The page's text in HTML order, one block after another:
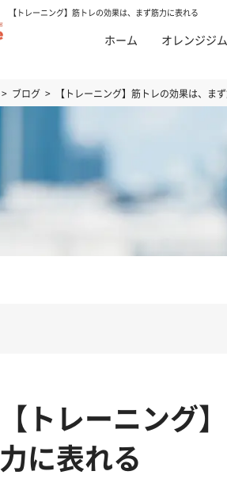
【トレーニング】筋トレの効果は、まず筋力に表れる
ホーム オレンジジ
ブログ 【トレーニング】筋トレの効果は、ま
【トレーニング
力に表れる